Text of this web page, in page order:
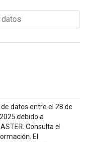
datos entre el 28 de
debido a
Consulta el
El